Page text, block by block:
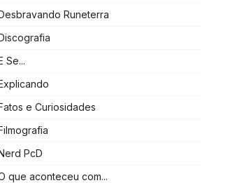
Runeterra
Se...
e Curiosidades
PcD
que aconteceu com...